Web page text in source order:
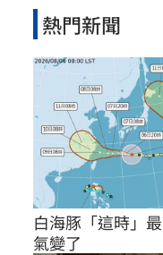
熱門新聞
白海豚「這時」
氣變了